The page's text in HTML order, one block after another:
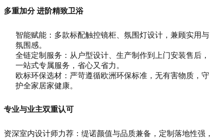
多重加分 进阶精致卫浴
智能赋能：多款标配触控镜柜、氛围灯设计，兼顾实用与
氛围感。
全链定制服务：从户型设计、生产制作到上门安装售后，
一站式专属服务，省心又省力。
欧标环保选材：严苛遵循欧洲环保标准，无有害物质，守
护全家居家健康。
专业与业主双重认可
资深室内设计师力荐：缇诺颜值与品质兼备，定制落地性强，